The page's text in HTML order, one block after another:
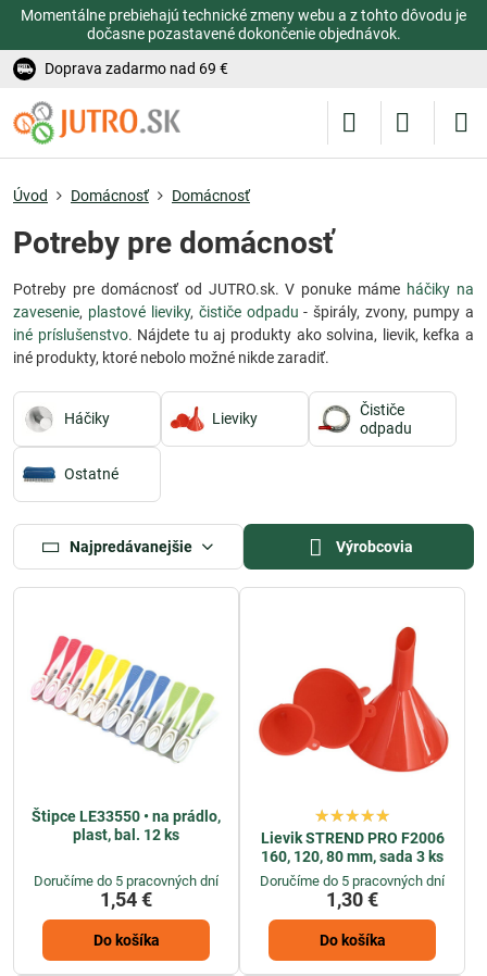
Momentálne prebiehajú technické zmeny webu a z tohto dôvodu je
dočasne pozastavené dokončenie objednávok.
Doprava zadarmo nad 69 €
Úvod Domácnosť Domácnosť
Potreby pre domácnosť
Potreby pre domácnosť od JUTRO.sk. V ponuke máme háčiky na
zavesenie, plastové lieviky, čističe odpadu - špirály, zvony, pumpy a
iné príslušenstvo. Nájdete tu aj produkty ako solvina, lievik, kefka a
iné produkty, ktoré nebolo možné nikde zaradiť.
Háčiky Lieviky
Čističe
odpadu
Ostatné
Najpredávanejšie Výrobcovia
Štipce LE33550 • na prádlo,
plast, bal. 12 ks
Doručíme do 5 pracovných dní
1,54 €
Do košíka
Lievik STREND PRO F2006
160, 120, 80 mm, sada 3 ks
Doručíme do 5 pracovných dní
1,30 €
Do košíka